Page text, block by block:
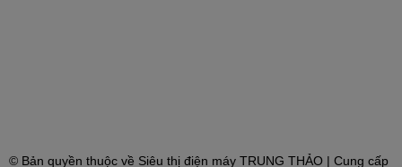
© Bản quyền thuộc về Siêu thị điện máy TRUNG THẢO | Cung cấp